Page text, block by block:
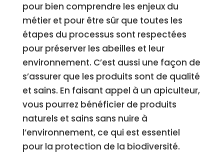
pour bien comprendre les enjeux du
métier et pour être sûr que toutes les
étapes du processus sont respectées
pour préserver les abeilles et leur
environnement. C’est aussi une façon de
s’assurer que les produits sont de qualité
et sains. En faisant appel à un apiculteur,
vous pourrez bénéficier de produits
naturels et sains sans nuire à
l’environnement, ce qui est essentiel
pour la protection de la biodiversité.